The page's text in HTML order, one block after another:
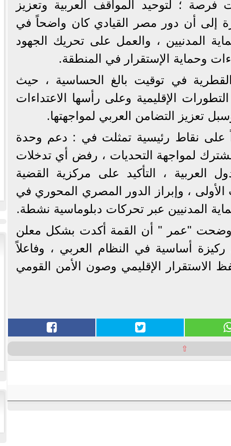
؛ لتوحيد المواقف العربية وتعزيز
إلى أن دور مصر القيادي كان واضحاً في
المدنيين ، والعمل على تحريك الجهود
وحماية الإستقرار في المنطقة.
في توقيت بالغ الحساسية ، حيث
الإقليمية وعلى رأسها الاعتداءات
تعزيز التضامن العربي لمواجهتها.
على نقاط رئيسية تمثلت في : دعم وحدة
لمواجهة التحديات ، رفض أي تدخلات
العربية ، التأكيد على مركزية القضية
، وإبراز الدور المصري المحوري في
المدنيين عبر تحركات دبلوماسية نشطة.
أوضحت "عمر " أن القمة أكدت بشكل معلن
أساسية في النظام العربي ، وفاعلاً
الاستقرار الإقليمي وصون الأمن القومي
⇧